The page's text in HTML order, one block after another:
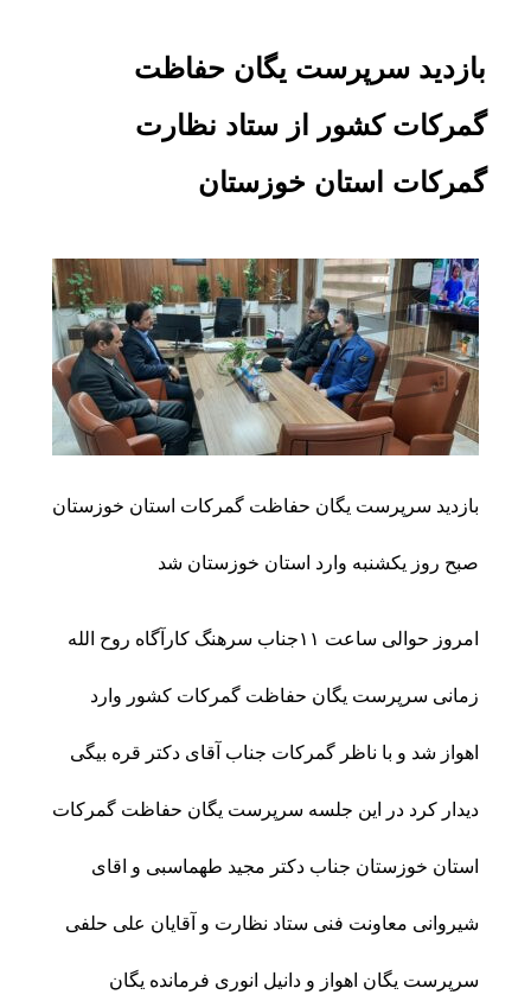
بازدید سرپرست یگان حفاظت
گمرکات کشور از ستاد نظارت
گمرکات استان خوزستان
بازدید سرپرست یگان حفاظت گمرکات استان خوزستان
صبح روز یکشنبه وارد استان خوزستان شد
امروز حوالی ساعت ۱۱جناب سرهنگ کارآگاه روح الله
زمانی سرپرست یگان حفاظت گمرکات کشور وارد
اهواز شد و با ناظر گمرکات جناب آقای دکتر قره بیگی
دیدار کرد در این جلسه سرپرست یگان حفاظت گمرکات
استان خوزستان جناب دکتر مجید طهماسبی و اقای
شیروانی معاونت فنی ستاد نظارت و آقایان علی حلفی
سرپرست یگان اهواز و دانیل انوری فرمانده یگان